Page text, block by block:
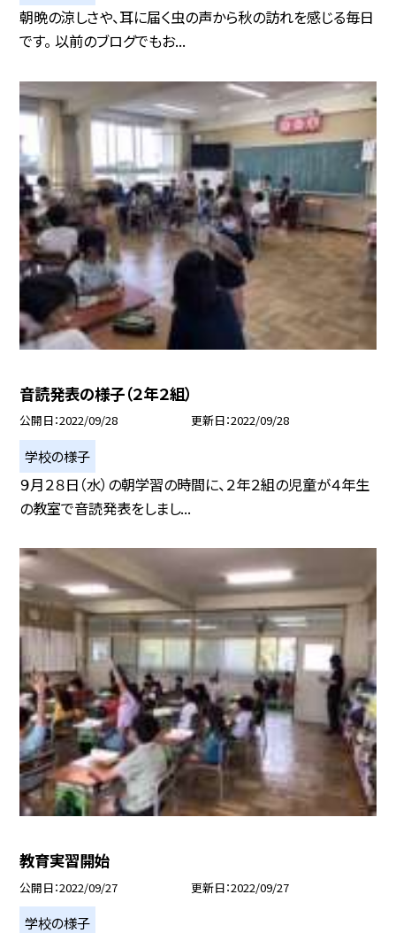
朝晩の涼しさや、耳に届く虫の声から秋の訪れを感じる毎日
です。 以前のブログでもお...
音読発表の様子（２年２組）
公開日 2022/09/28 更新日 2022/09/28
学校の様子
９月２８日（水）の朝学習の時間に、２年２組の児童が４年生
の教室で音読発表をしまし...
教育実習開始
公開日 2022/09/27 更新日 2022/09/27
学校の様子